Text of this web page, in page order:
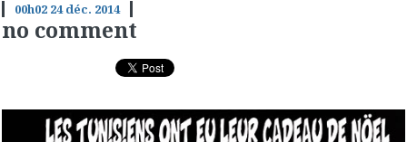
00h02 24 déc. 2014
no comment